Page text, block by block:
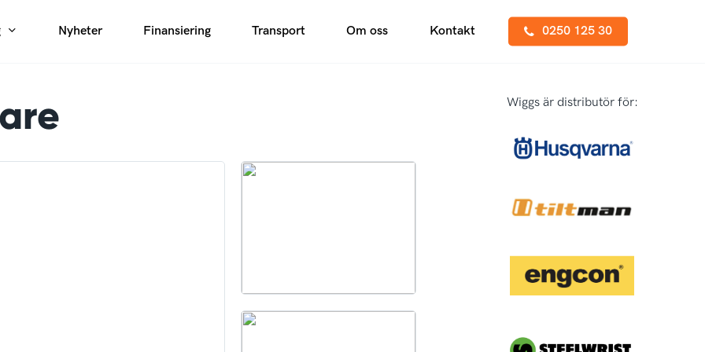
Gaffelställ
Visa alla
Nyheter Finansiering Transport Om oss Kontakt 0250 125 30
Wiggs är distributör för: